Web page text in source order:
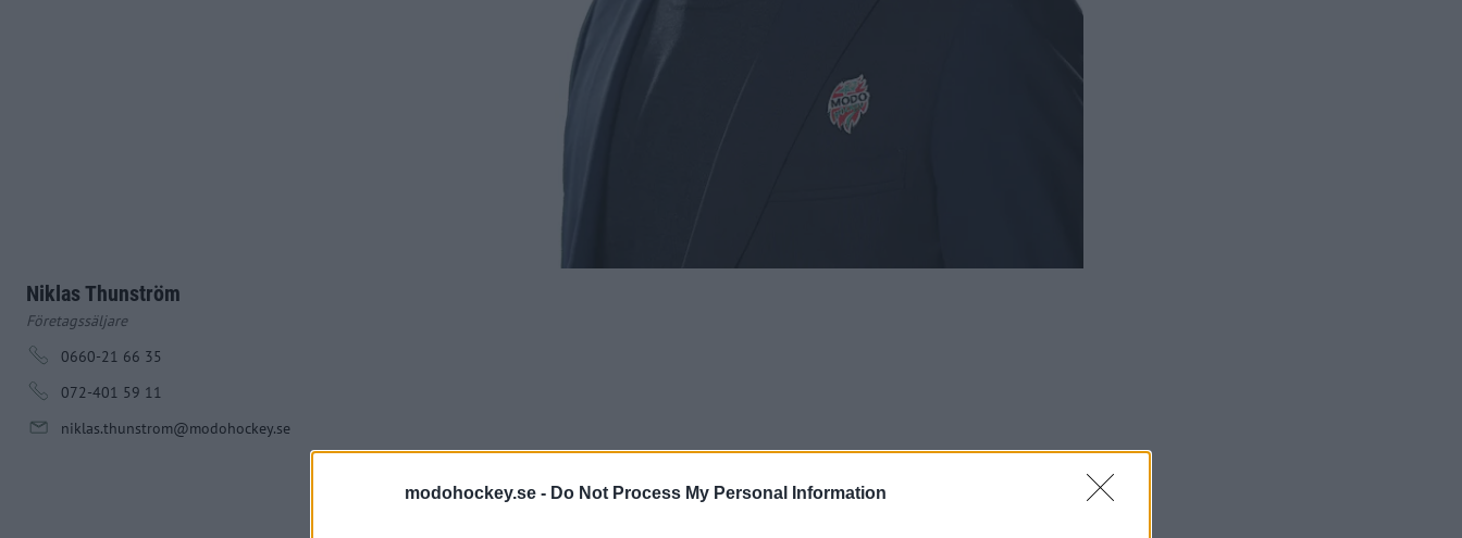
modohockey.se - Do Not Process My Personal Information
Niklas Thunström
Företagssäljare
0660-21 66 35
072-401 59 11
niklas.thunstrom@modohockey.se